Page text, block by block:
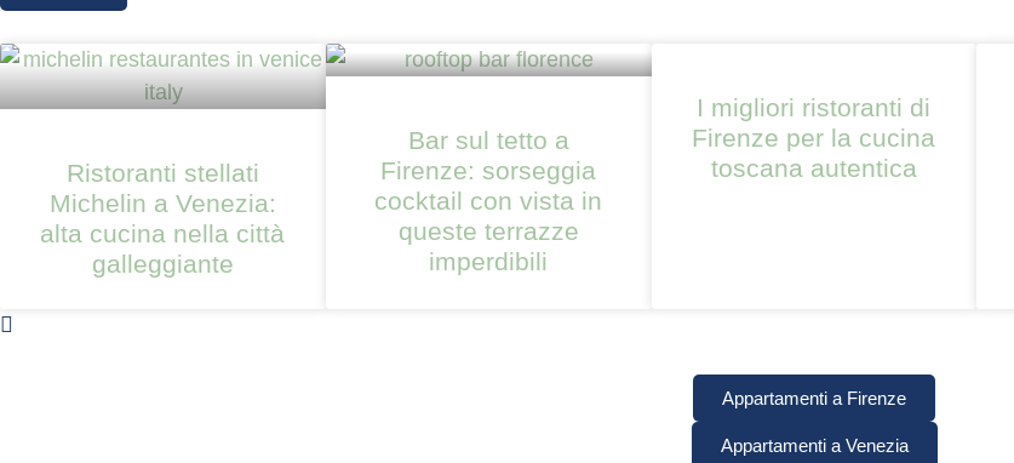
Ristoranti stellati
Michelin a Venezia:
alta cucina nella città
galleggiante
Bar sul tetto a
Firenze: sorseggia
cocktail con vista in
queste terrazze
imperdibili
I migliori ristoranti di
Firenze per la cucina
toscana autentica
Appartamenti a Firenze
Appartamenti a Venezia